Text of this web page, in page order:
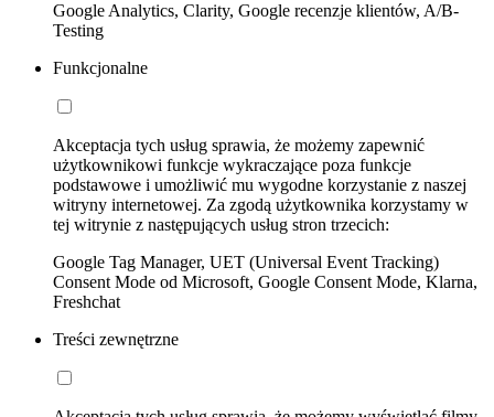
Google Analytics, Clarity, Google recenzje klientów, A/B-
Testing
Funkcjonalne
Akceptacja tych usług sprawia, że możemy zapewnić
użytkownikowi funkcje wykraczające poza funkcje
podstawowe i umożliwić mu wygodne korzystanie z naszej
witryny internetowej. Za zgodą użytkownika korzystamy w
tej witrynie z następujących usług stron trzecich:
Google Tag Manager, UET (Universal Event Tracking)
Consent Mode od Microsoft, Google Consent Mode, Klarna,
Freshchat
Treści zewnętrzne